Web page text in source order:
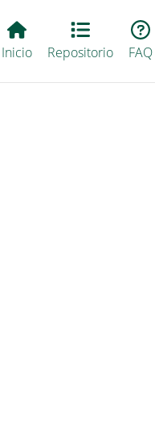
Main EvALL
Inicio Repositorio FAQ